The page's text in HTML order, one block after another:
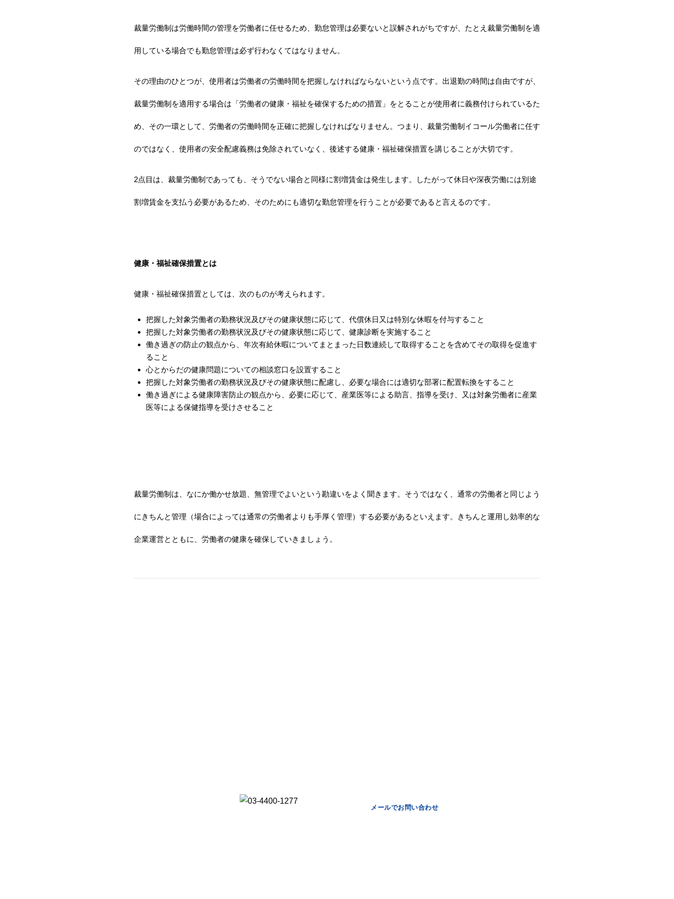
裁量労働制は労働時間の管理を労働者に任せるため、勤怠管理は必要ないと誤解されがちですが、たとえ裁量労働制を適
用している場合でも勤怠管理は必ず行わなくてはなりません。
その理由のひとつが、使用者は労働者の労働時間を把握しなければならないという点です。出退勤の時間は自由ですが、
裁量労働制を適用する場合は「労働者の健康・福祉を確保するための措置」をとることが使用者に義務付けられているた
め、その一環として、労働者の労働時間を正確に把握しなければなりません。つまり、裁量労働制イコール労働者に任す
のではなく、使用者の安全配慮義務は免除されていなく、後述する健康・福祉確保措置を講じることが大切です。
2点目は、裁量労働制であっても、そうでない場合と同様に割増賃金は発生します。したがって休日や深夜労働には別途
割増賃金を支払う必要があるため、そのためにも適切な勤怠管理を行うことが必要であると言えるのです。
健康・福祉確保措置とは
健康・福祉確保措置としては、次のものが考えられます。
把握した対象労働者の勤務状況及びその健康状態に応じて、代償休日又は特別な休暇を付与すること
把握した対象労働者の勤務状況及びその健康状態に応じて、健康診断を実施すること
働き過ぎの防止の観点から、年次有給休暇についてまとまった日数連続して取得することを含めてその取得を促進す
ること
心とからだの健康問題についての相談窓口を設置すること
把握した対象労働者の勤務状況及びその健康状態に配慮し、必要な場合には適切な部署に配置転換をすること
働き過ぎによる健康障害防止の観点から、必要に応じて、産業医等による助言、指導を受け、又は対象労働者に産業
医等による保健指導を受けさせること
裁量労働制は、なにか働かせ放題、無管理でよいという勘違いをよく聞きます。そうではなく、通常の労働者と同じよう
にきちんと管理（場合によっては通常の労働者よりも手厚く管理）する必要があるといえます。きちんと運用し効率的な
企業運営とともに、労働者の健康を確保していきましょう。
メールでお問い合わせ